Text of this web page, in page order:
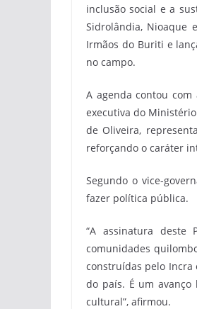
inclusão social e a
Sidrolândia, Nioaque
Irmãos do Buriti e
no campo.
A agenda contou
executiva do
de Oliveira,
reforçando o caráter
Segundo o vice-
fazer política pública.
“A assinatura deste
comunidades
construídas pelo Incra
do país. É um avanço
cultural”, afirmou.